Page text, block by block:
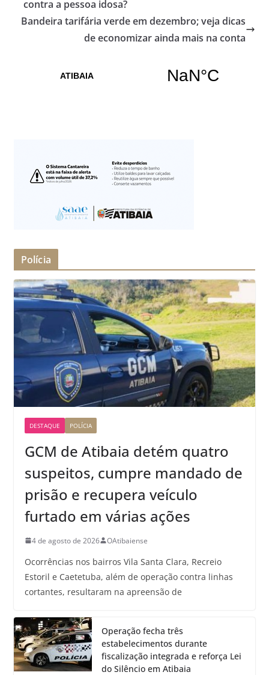
contra a pessoa idosa?
Bandeira tarifária verde em dezembro; veja dicas
de economizar ainda mais na conta
Polícia
DESTAQUE POLÍCIA
GCM de Atibaia detém quatro
suspeitos, cumpre mandado de
prisão e recupera veículo
furtado em várias ações
4 de agosto de 2026 OAtibaiense
Ocorrências nos bairros Vila Santa Clara, Recreio
Estoril e Caetetuba, além de operação contra linhas
cortantes, resultaram na apreensão de
Operação fecha três
estabelecimentos durante
fiscalização integrada e reforça Lei
do Silêncio em Atibaia